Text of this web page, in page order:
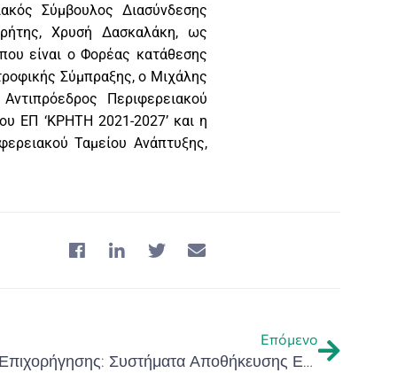
Σύμβουλος Διασύνδεσης
Χρυσή Δασκαλάκη, ως
είναι ο Φορέας κατάθεσης
Σύμπραξης, ο Μιχάλης
Περιφερειακού
ΕΠ ‘ΚΡΗΤΗ 2021-2027’ και η
Ταμείου Ανάπτυξης,
Επόμενο
Πρόσκληση του Προγράμματος Επιχορήγησης: Συστήματα Αποθήκευσης Ενέργειας